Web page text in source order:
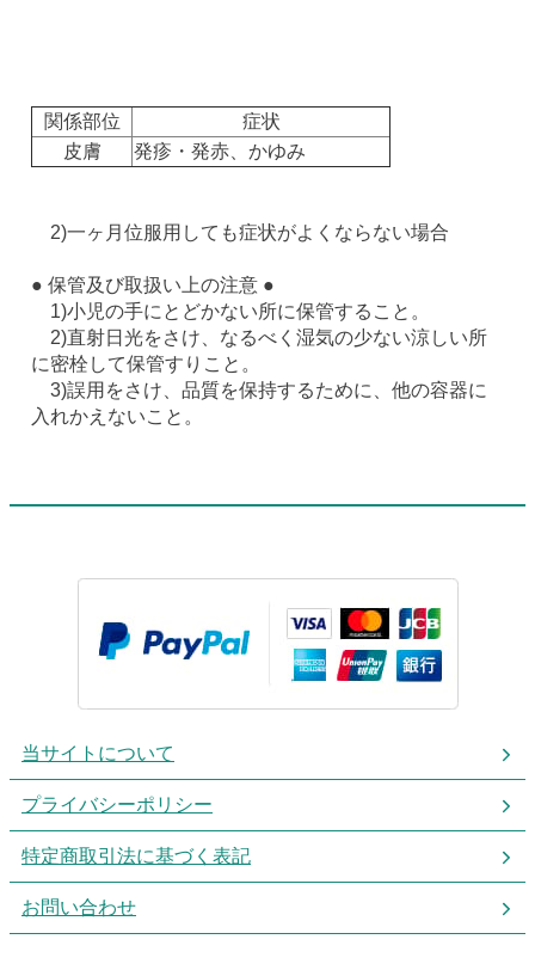
関係部位
症状
皮膚
発疹・発赤、かゆみ
2)一ヶ月位服用しても症状がよくならない場合
● 保管及び取扱い上の注意 ●
1)小児の手にとどかない所に保管すること。
2)直射日光をさけ、なるべく湿気の少ない涼しい所
に密栓して保管すりこと。
3)誤用をさけ、品質を保持するために、他の容器に
入れかえないこと。
当サイトについて
プライバシーポリシー
特定商取引法に基づく表記
お問い合わせ